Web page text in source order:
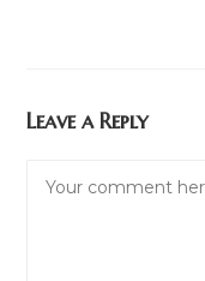
Leave a Reply